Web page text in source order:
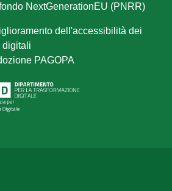
NextGenerationEU (PNRR)
dell'accessibilità dei
digitali
PAGOPA